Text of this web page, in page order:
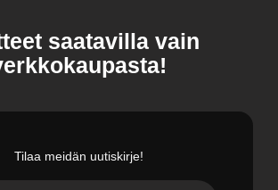
saatavilla vain
Tilaa meidän uutiskirje!